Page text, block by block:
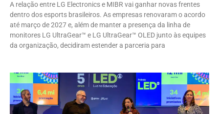
A relação entre LG Electronics e MIBR vai ganhar novas frentes
dentro dos esports brasileiros. As empresas renovaram o acordo
até março de 2027 e, além de manter a presença da linha de
monitores LG UltraGear™ e LG UltraGear™ OLED junto às equipes
da organização, decidiram estender a parceria para